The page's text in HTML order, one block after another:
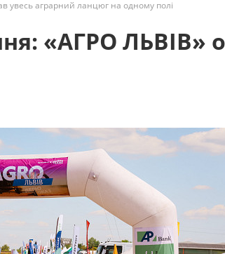
увесь аграрний ланцюг на одному полі
«АГРО ЛЬВІВ»